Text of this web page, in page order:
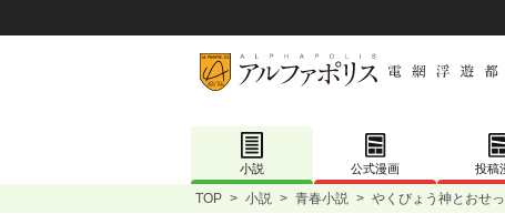
小説 公式漫画 投稿
TOP > 小説 > 青春小説 > やくびょう神とおせ